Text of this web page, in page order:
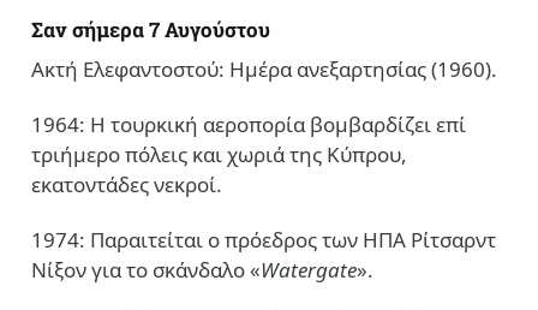
Σαν σήμερα 7 Αυγούστου
Ακτή Ελεφαντοστού: Ημέρα ανεξαρτησίας (1960).
1964: Η τουρκική αεροπορία βομβαρδίζει επί
τριήμερο πόλεις και χωριά της Κύπρου,
εκατοντάδες νεκροί.
1974: Παραιτείται ο πρόεδρος των ΗΠΑ Ρίτσαρντ
Νίξον για το σκάνδαλο «Watergate».